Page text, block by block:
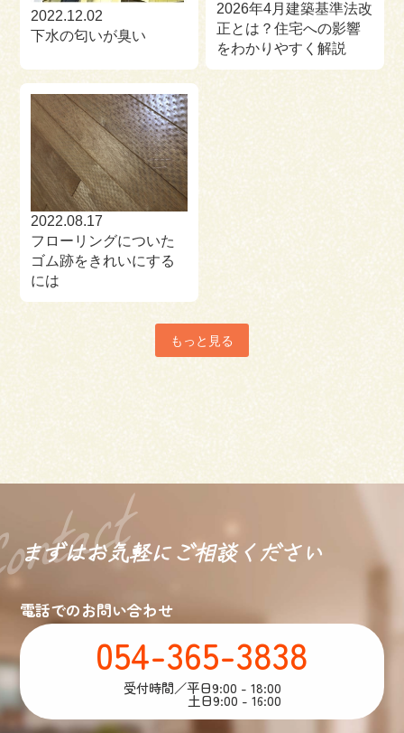
2022.12.02
下水の匂いが臭い
2026年4月建築基準法改
正とは？住宅への影響
をわかりやすく解説
2022.08.17
フローリングについた
ゴム跡をきれいにする
には
もっと見る
まずはお気軽にご相談ください
電話でのお問い合わせ
054-365-3838
受付時間／平日9:00 - 18:00
土日9:00 - 16:00